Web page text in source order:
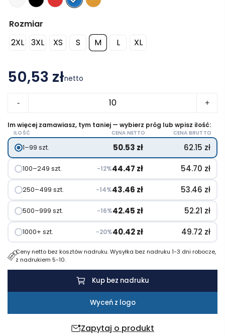
Rozmiar
2XL
3XL XS S M L XL
50,53 złnetto
-
T-
shirt
Niagara
z
krótkim
rękawem
z
dzianiny
Cool
Fit
odprowadzającej
wilgoć
+
Zapytaj o produkt
Im więcej zamawiasz, tym taniej — wybierz próg lub wpisz ilość:
ILOŚĆ CENA NETTO CENA BRUTTO
1–99 szt. 50.53 zł 62.15 zł
100–249 szt. −12%44.47 zł 54.70 zł
250–499 szt. −14%43.46 zł 53.46 zł
500–999 szt. −16%42.45 zł 52.21 zł
1000+ szt. −20%40.42zł 49.72 zł
Ceny netto bez kosztów nadruku. Wysyłka bez nadruku 1-3 dni robocze,
z nadrukiem 5-10.
Kup bez nadruku
Wyceń z logo